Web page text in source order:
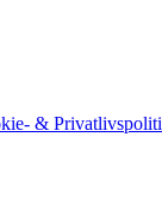
&